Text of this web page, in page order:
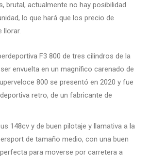
brutal, actualmente no hay posibilidad
lo que hará que los precio de
llorar.
F3 800 de tres cilindros de la
envuelta en un magnífico carenado de
800 se presentó en 2020 y fue
retro, de un fabricante de
148cv y de buen pilotaje y llamativa a la
de tamaño medio, con una buen
para moverse por carretera a